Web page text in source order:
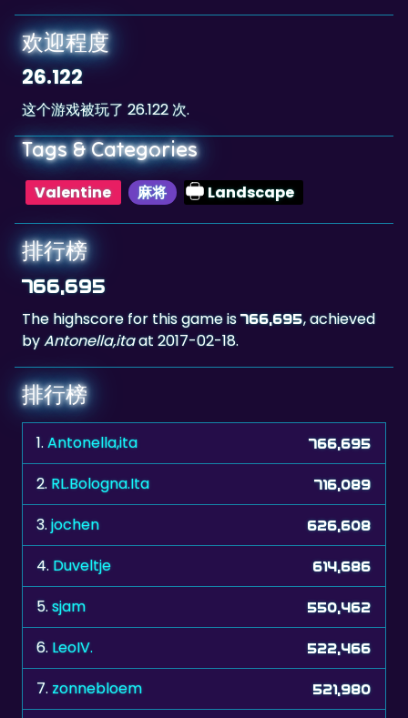
欢迎程度
26.122
这个游戏被玩了 26.122 次.
Tags & Categories
Valentine 麻将 Landscape
排行榜
766,695
The highscore for this game is766,695, achieved
byAntonella,itaat 2017-02-18.
排行榜
1.Antonella,ita 766,695
2. RL.Bologna.Ita 716,089
3.jochen 626,608
4. Duveltje 614,686
5.sjam 550,462
6. LeoIV. 522,466
7.zonnebloem 521,980